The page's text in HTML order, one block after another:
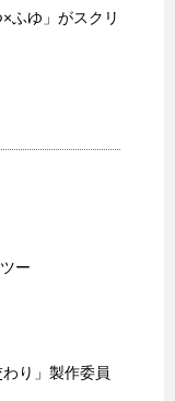
ふゆ」がスクリ
ー
り」製作委員